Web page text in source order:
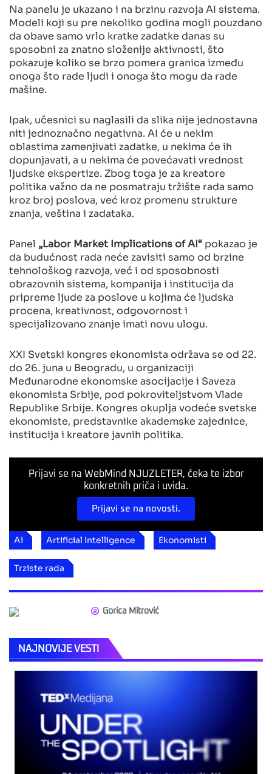
Na panelu je ukazano i na brzinu razvoja AI sistema.
Modeli koji su pre nekoliko godina mogli pouzdano
da obave samo vrlo kratke zadatke danas su
sposobni za znatno složenije aktivnosti, što
pokazuje koliko se brzo pomera granica između
onoga što rade ljudi i onoga što mogu da rade
mašine.
Ipak, učesnici su naglasili da slika nije jednostavna
niti jednoznačno negativna. AI će u nekim
oblastima zamenjivati zadatke, u nekima će ih
dopunjavati, a u nekima će povećavati vrednost
ljudske ekspertize. Zbog toga je za kreatore
politika važno da ne posmatraju tržište rada samo
kroz broj poslova, već kroz promenu strukture
znanja, veština i zadataka.
Panel „Labor Market Implications of AI“ pokazao je
da budućnost rada neće zavisiti samo od brzine
tehnološkog razvoja, već i od sposobnosti
obrazovnih sistema, kompanija i institucija da
pripreme ljude za poslove u kojima će ljudska
procena, kreativnost, odgovornost i
specijalizovano znanje imati novu ulogu.
XXI Svetski kongres ekonomista održava se od 22.
do 26. juna u Beogradu, u organizaciji
Međunarodne ekonomske asocijacije i Saveza
ekonomista Srbije, pod pokroviteljstvom Vlade
Republike Srbije. Kongres okuplja vodeće svetske
ekonomiste, predstavnike akademske zajednice,
institucija i kreatore javnih politika.
Prijavi se na WebMind NJUZLETER, čeka te izbor
konkretnih priča i uvida.
Prijavi se na novosti.
Ai Artificial Intelligence Ekonomisti
Trziste rada
Gorica Mitrović
NAJNOVIJE VESTI